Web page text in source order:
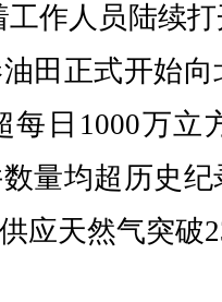
作人员陆续
田正式开始
每日1000万立
量均超历史
应天然气突破